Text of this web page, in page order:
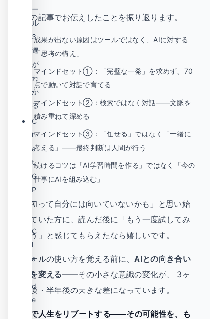
この記事でお伝えしたことを振り返ります。
成果が出ない原因はツールではなく、AIに対する
「思考の構え」
マインドセット①：「完璧な一発」を求めず、70
点で動いて対話で育てる
マインドセット②：検索ではなく対話——文脈を
積み重ねて深める
マインドセット③：「任せる」ではなく「一緒に
考える」——最終判断は人間が行う
続けるコツは「AI学習時間を作る」ではなく「今の
仕事にAIを組み込む」
「AIって自分には向いていないかも」と思い始
めていた方に、読んだ後に「もう一度試してみ
よう」と感じてもらえたなら嬉しいです。
ツールの使い方を覚える前に、AIとの向き合い
方を変える——その小さな意識の変化が、 3ヶ
月後・半年後の大きな差になっています。
AIで人生をリブートする——その可能性を、も
ー
ル
3
選
が
わ
か
る
C
h
a
t
G
P
T
・
C
l
a
u
d
e
・